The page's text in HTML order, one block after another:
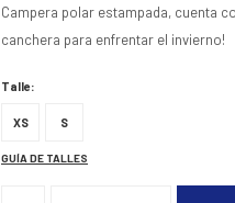
Campera polar estampada, cuenta
canchera para enfrentar el invierno!
Talle:
XS S
GUÍA DE TALLES